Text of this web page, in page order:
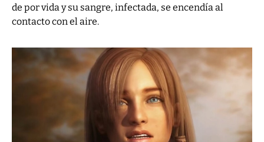
de por vida y su sangre, infectada, se encendía al
contacto con el aire.